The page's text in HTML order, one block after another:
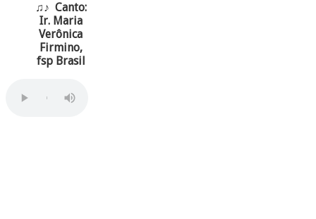
♫♪ Canto:
Ir. Maria
Verônica
Firmino,
fsp Brasil